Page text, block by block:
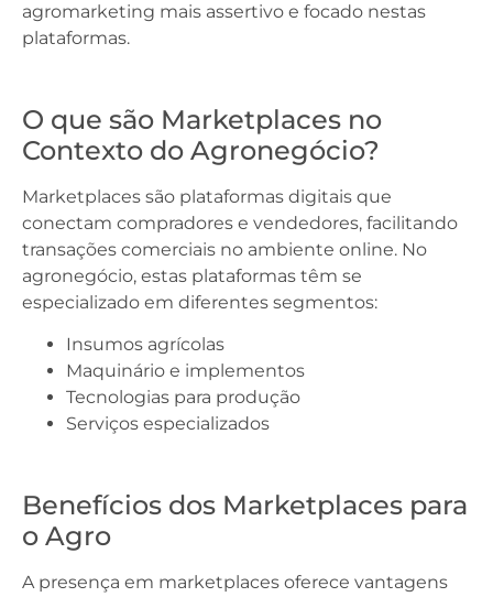
agromarketing mais assertivo e focado nestas
plataformas.
O que são Marketplaces no
Contexto do Agronegócio?
Marketplaces são plataformas digitais que
conectam compradores e vendedores, facilitando
transações comerciais no ambiente online. No
agronegócio, estas plataformas têm se
especializado em diferentes segmentos:
Insumos agrícolas
Maquinário e implementos
Tecnologias para produção
Serviços especializados
Benefícios dos Marketplaces para
o Agro
A presença em marketplaces oferece vantagens